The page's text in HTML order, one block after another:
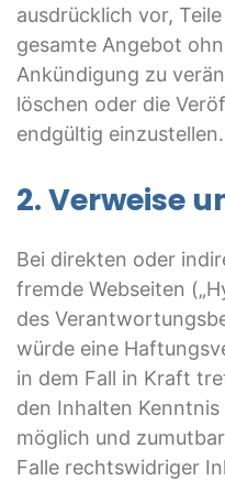
ausdrücklich vor,
gesamte Angebot
Ankündigung zu
löschen oder die
endgültig einzustellen.
2. Verweise
Bei direkten oder
fremde Webseiten
des
würde eine
in dem Fall in Kraft
den Inhalten
möglich und
Falle rechtswidriger